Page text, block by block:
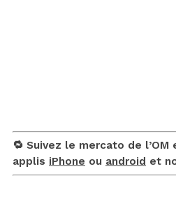
🔁 Suivez le mercato de
applis iPhone ou android et